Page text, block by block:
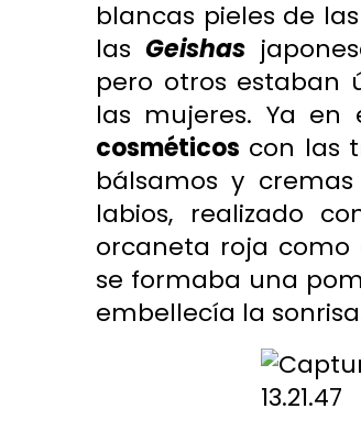
blancas pieles de
las Geishas
pero otros estaban
las mujeres. Ya en
cosméticos con las
bálsamos y
labios, realizado
orcaneta roja como
se formaba una
embellecía la